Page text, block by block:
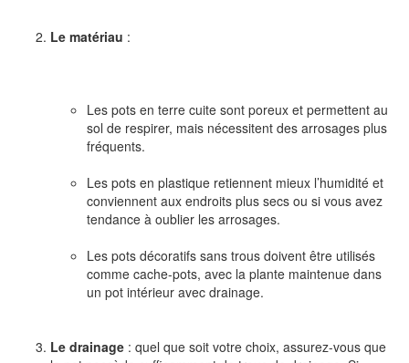
Le matériau :
Les pots en terre cuite sont poreux et permettent au
sol de respirer, mais nécessitent des arrosages plus
fréquents.
Les pots en plastique retiennent mieux l’humidité et
conviennent aux endroits plus secs ou si vous avez
tendance à oublier les arrosages.
Les pots décoratifs sans trous doivent être utilisés
comme cache-pots, avec la plante maintenue dans
un pot intérieur avec drainage.
Le drainage : quel que soit votre choix, assurez-vous que